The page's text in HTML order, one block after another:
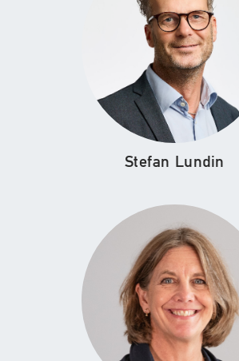
Stefan Lundin